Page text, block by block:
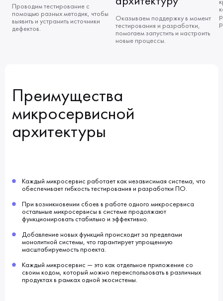
Проводим тестирование с
помощью разных методик, чтобы
выявить и устранить источники
дефектов.
Оказываем поддержку в момент
тестирования и разработки,
помогаем запустить и настроить
новые процессы.
Преимущества
микросервисной
архитектуры
Каждый микросервис работает как независимая система, что
обеспечивает гибкость тестирования и разработки ПО.
При возникновении сбоев в работе одного микросервиса
остальные микросервисы в системе продолжают
функционировать стабильно и эффективно.
Добавление новых функций происходит за пределами
монолитной системы, что гарантирует упрощенную
масштабируемость проекта.
Каждый микросервис — это как отдельное приложение со
своим кодом, который можно переиспользовать в различных
продуктах в рамках одной экосистемы.